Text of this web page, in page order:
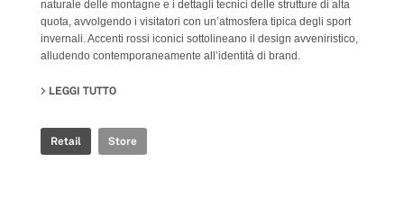
naturale delle montagne e i dettagli tecnici delle strutture di alta
quota, avvolgendo i visitatori con un’atmosfera tipica degli sport
invernali. Accenti rossi iconici sottolineano il design avveniristico,
alludendo contemporaneamente all’identità di brand.
LEGGI TUTTO
Retail Store